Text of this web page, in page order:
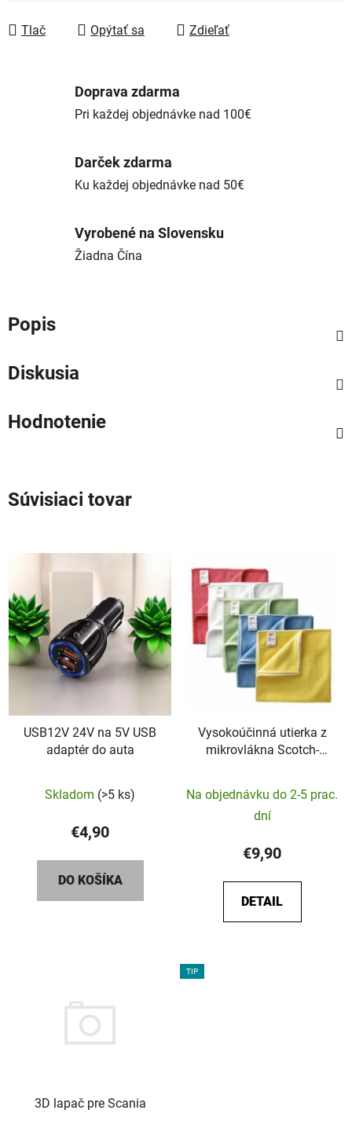
Tlač Opýtať sa Zdieľať
Doprava zdarma
Pri každej objednávke nad 100€
Darček zdarma
Ku každej objednávke nad 50€
Vyrobené na Slovensku
Žiadna Čína
Popis
Diskusia
Hodnotenie
Súvisiaci tovar
USB12V 24V na 5V USB
adaptér do auta
Skladom (>5 ks)
€4,90
DO KOŠÍKA
Vysokoúčinná utierka z
mikrovlákna Scotch-
Na objednávku do 2-5 prac.
dní
€9,90
DETAIL
3D lapač pre Scania
TIP